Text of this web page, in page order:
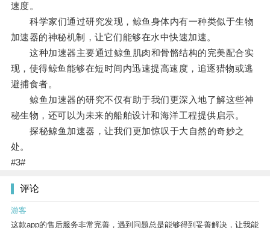
速度。
科学家们通过研究发现，鲸鱼身体内有一种类似于生物
加速器的神秘机制，让它们能够在水中快速加速。
这种加速器主要通过鲸鱼肌肉和骨骼结构的完美配合实
现，使得鲸鱼能够在短时间内迅速提高速度，追逐猎物或逃
避捕食者。
鲸鱼加速器的研究不仅有助于我们更深入地了解这些神
秘生物，还可以为未来的船舶设计和海洋工程提供启示。
探秘鲸鱼加速器，让我们更加惊叹于大自然的奇妙之
处。
#3#
评论
游客
这款app的售后服务非常完善，遇到问题总是能够得到妥善解决，让我能